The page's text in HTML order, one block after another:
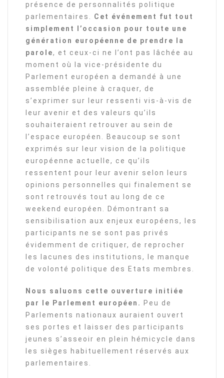
présence de personnalités politique
parlementaires. Cet événement fut tout
simplement l’occasion pour toute une
génération européenne de prendre la
parole, et ceux-ci ne l’ont pas lâchée au
moment où la vice-présidente du
Parlement européen a demandé à une
assemblée pleine à craquer, de
s’exprimer sur leur ressenti vis-à-vis de
leur avenir et des valeurs qu’ils
souhaiteraient retrouver au sein de
l’espace européen. Beaucoup se sont
exprimés sur leur vision de la politique
européenne actuelle, ce qu’ils
ressentent pour leur avenir selon leurs
opinions personnelles qui finalement se
sont retrouvés tout au long de ce
weekend européen. Démontrant sa
sensibilisation aux enjeux européens, les
participants ne se sont pas privés
évidemment de critiquer, de reprocher
les lacunes des institutions, le manque
de volonté politique des Etats membres.
Nous saluons cette ouverture initiée
par le Parlement européen.
Peu de
Parlements nationaux auraient ouvert
ses portes et laisser des participants
jeunes s’asseoir en plein hémicycle dans
les sièges habituellement réservés aux
parlementaires.